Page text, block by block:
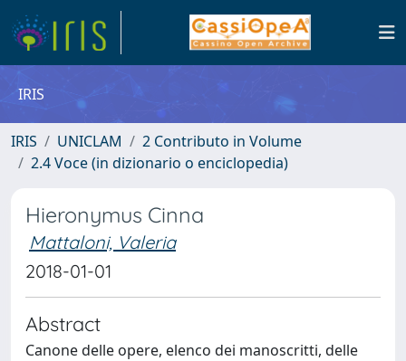
IRIS
IRIS UNICLAM
2 Contributo in Volume
2.4 Voce (in dizionario o enciclopedia)
Hieronymus Cinna
Mattaloni, Valeria
2018-01-01
Abstract
Canone delle opere, elenco dei manoscritti, delle